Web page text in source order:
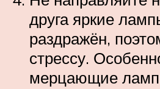
друга яркие
раздражён,
стрессу.
мерцающие